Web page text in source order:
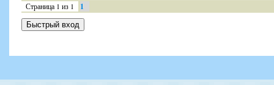
Страница 1 из 1 1